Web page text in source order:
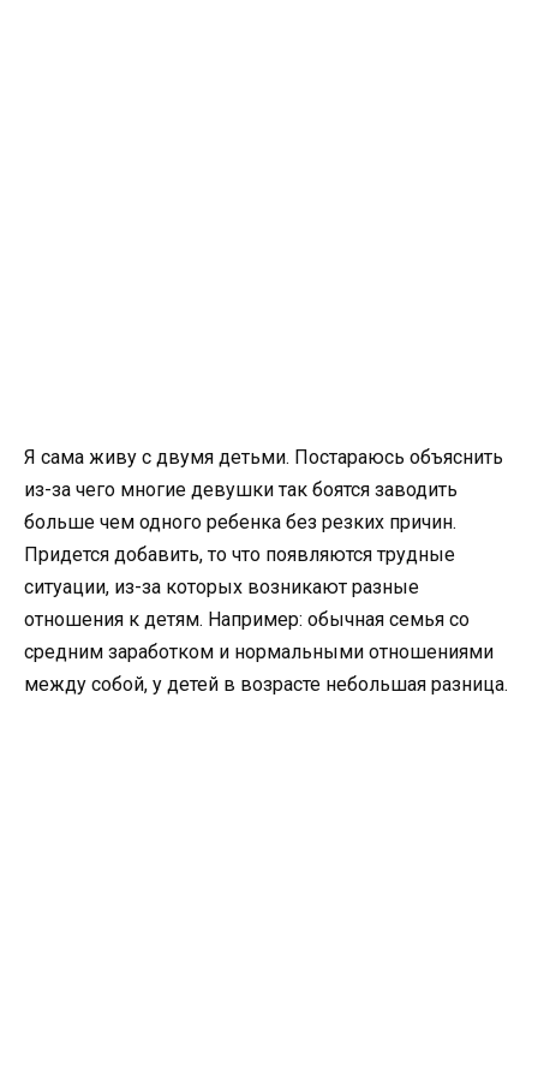
Я сама живу с двумя детьми. Постараюсь объяснить
из-за чего многие девушки так боятся заводить
больше чем одного ребенка без резких причин.
Придется добавить, то что появляются трудные
ситуации, из-за которых возникают разные
отношения к детям. Например: обычная семья со
средним заработком и нормальными отношениями
между собой, у детей в возрасте небольшая разница.